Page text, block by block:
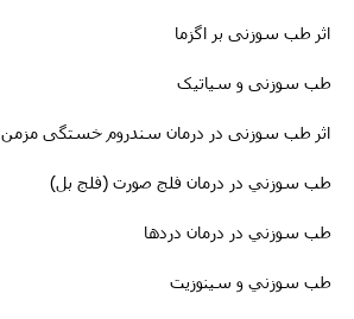
اثر طب سوزنی بر اگزما
طب سوزنی و سیاتیک
اثر طب سوزنی در درمان سندروم خستگی مزمن
طب سوزني در درمان فلج صورت (فلج بل)
طب سوزني در درمان دردها
طب سوزني و سینوزیت